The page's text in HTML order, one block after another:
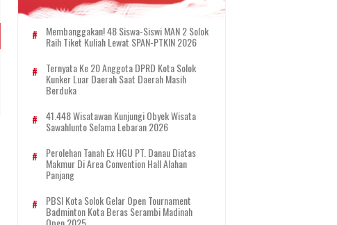
Membanggakan! 48 Siswa-Siswi MAN 2 Solok
Raih Tiket Kuliah Lewat SPAN-PTKIN 2026
Ternyata Ke 20 Anggota DPRD Kota Solok
Kunker Luar Daerah Saat Daerah Masih
Berduka
41.448 Wisatawan Kunjungi Obyek Wisata
Sawahlunto Selama Lebaran 2026
Perolehan Tanah Ex HGU PT. Danau Diatas
Makmur Di Area Convention Hall Alahan
Panjang
PBSI Kota Solok Gelar Open Tournament
Badminton Kota Beras Serambi Madinah